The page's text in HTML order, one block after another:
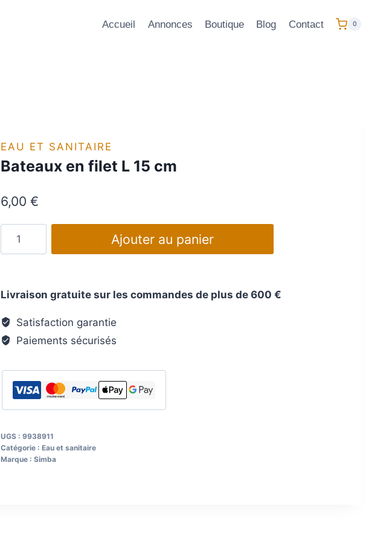
Accueil Annonces Boutique Blog Contact 0
EAU ET SANITAIRE
Bateaux en filet L 15 cm
6,00 €
filet
15
cm
Ajouter au panier
Livraison gratuite sur les commandes de plus de 600 €
Satisfaction garantie
Paiements sécurisés
UGS : 9938911
Catégorie : Eau et sanitaire
Marque : Simba